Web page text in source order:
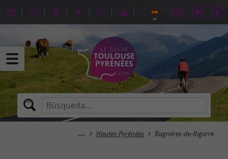
Hautes-Pyrénées Bagnères-de-Bigorre